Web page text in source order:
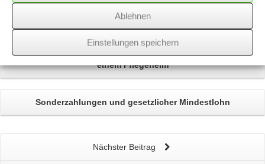
Ablehnen
Einstellungen speichern
Beweislast beiZugang einer E-Mail
Aufwendungen für dieUnterbringung eines Elternteilsin
einem Pflegeheim
Sonderzahlungen und gesetzlicher Mindestlohn
Nächster Beitrag